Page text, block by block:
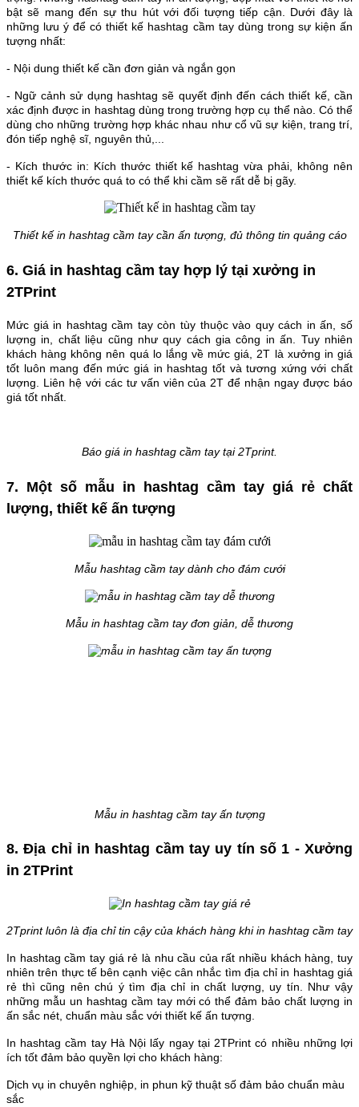
bật sẽ mang đến sự thu hút với đối tượng tiếp cận. Dưới đây là
những lưu ý để có thiết kế hashtag cầm tay dùng trong sự kiện ấn
tượng nhất:
- Nội dung thiết kế cần đơn giản và ngắn gọn
- Ngữ cảnh sử dụng hashtag sẽ quyết định đến cách thiết kế, cần
xác định được in hashtag dùng trong trường hợp cụ thể nào. Có thể
dùng cho những trường hợp khác nhau như cổ vũ sự kiện, trang trí,
đón tiếp nghệ sĩ, nguyên thủ,...
- Kích thước in: Kích thước thiết kế hashtag vừa phải, không nên
thiết kế kích thước quá to có thể khi cầm sẽ rất dễ bị gãy.
Thiết kế in hashtag cầm tay cần ấn tượng, đủ thông tin quảng cáo
6. Giá in hashtag cầm tay hợp lý tại xưởng in
2TPrint
Mức giá in hashtag cầm tay còn tùy thuộc vào quy cách in ấn, số
lượng in, chất liệu cũng như quy cách gia công in ấn. Tuy nhiên
khách hàng không nên quá lo lắng về mức giá, 2T là xưởng in giá
tốt luôn mang đến mức giá in hashtag tốt và tương xứng với chất
lượng. Liên hệ với các tư vấn viên của 2T để nhận ngay được báo
giá tốt nhất.
Báo giá in hashtag cầm tay tại 2Tprint.
7. Một số mẫu in hashtag cầm tay giá rẻ chất
lượng, thiết kế ấn tượng
Mẫu hashtag cầm tay dành cho đám cưới
Mẫu in hashtag cầm tay đơn giản, dễ thương
Mẫu in hashtag cầm tay ấn tượng
8. Địa chỉ in hashtag cầm tay uy tín số 1 - Xưởng
in 2TPrint
2Tprint luôn là địa chỉ tin cậy của khách hàng khi in hashtag cầm tay
In hashtag cầm tay giá rẻ là nhu cầu của rất nhiều khách hàng, tuy
nhiên trên thực tế bên cạnh việc cân nhắc tìm địa chỉ in hashtag giá
rẻ thì cũng nên chú ý tìm địa chỉ in chất lượng, uy tín. Như vậy
những mẫu un hashtag cầm tay mới có thể đảm bảo chất lượng in
ấn sắc nét, chuẩn màu sắc với thiết kế ấn tượng.
In hashtag cầm tay Hà Nội lấy ngay tại 2TPrint có nhiều những lợi
ích tốt đảm bảo quyền lợi cho khách hàng:
Dịch vụ in chuyên nghiệp, in phun kỹ thuật số đảm bảo chuẩn màu
sắc